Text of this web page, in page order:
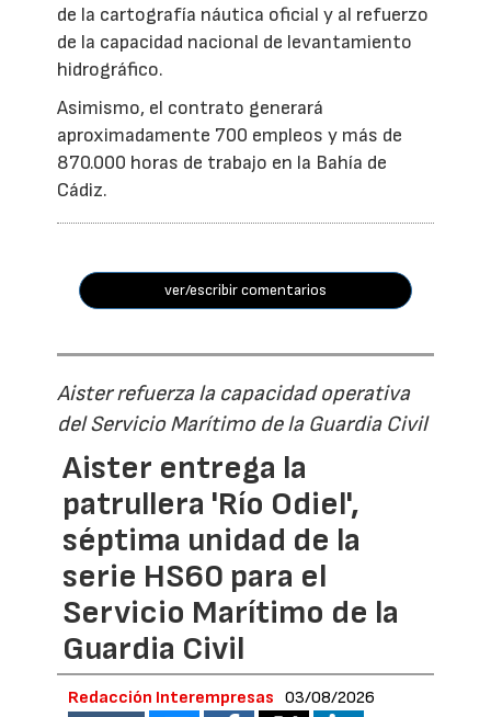
de la cartografía náutica oficial y al refuerzo
de la capacidad nacional de levantamiento
hidrográfico.
Asimismo, el contrato generará
aproximadamente 700 empleos y más de
870.000 horas de trabajo en la Bahía de
Cádiz.
ver/escribir comentarios
Aister refuerza la capacidad operativa
del Servicio Marítimo de la Guardia Civil
Aister entrega la
patrullera 'Río Odiel',
séptima unidad de la
serie HS60 para el
Servicio Marítimo de la
Guardia Civil
Redacción Interempresas 03/08/2026